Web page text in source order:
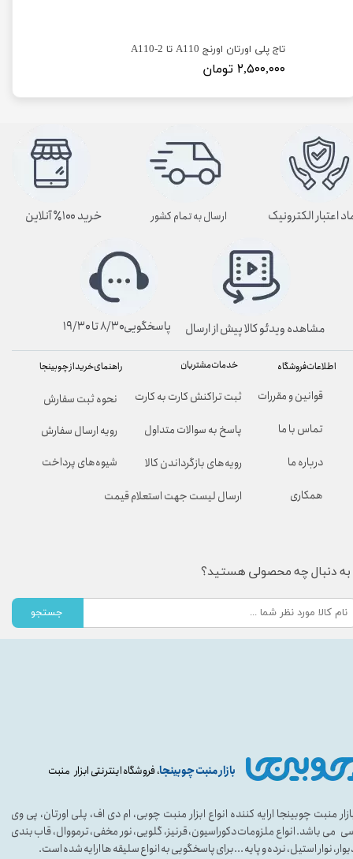
تاج پلی اورتان اورنج A110 تا A110-2
۲,۵۰۰,۰۰۰ تومان
بازار منبت چوبینجا، فروشگاه اینترنتی ابزار منبت
منبت چوبینجا ارایه کننده انواع ابزار منبت چوبی، ام دی اف، پلی اورتان، پی وی
می باشد. انواع ملزومات دکوراسیون، قرنیز، گلویی، نور مخفی، ترمووال، قاب بندی
نوار استیل، نرده و پایه ...برای پاسخگویی به انواع سلیقه ها ارایه شده است.
راهنمای خرید از چوبینجا
نحوه ثبت سفارش
رویه ارسال سفارش
شیوه‌های پرداخت
خدمات مشتریان
ثبت تراکنش کارت به کارت
پاسخ به سوالات متداول
رویه‌های بازگرداندن کالا
ارسال لیست جهت استعلام قیمت
اطلاعات فروشگاه
قوانین و مقررات
تماس با ما
درباره ما
همکاری
به دنبال چه محصولی هستید؟
جستجو
ارسال به تمام کشور
پاسخگویی۸/۳۰ تا ۱۹/۳۰
اعتبار الکترونیک خرید ۱۰۰٪ آنلاین
مشاهده ویدئو کالا پیش از ارسال